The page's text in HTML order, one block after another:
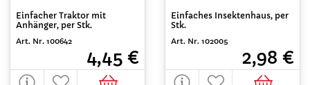
Einfacher Traktor mit
Anhänger, per Stk.
Art. Nr. 100642
4,45 €
Einfaches Insektenhaus, per
Stk.
Art. Nr. 102005
2,98 €